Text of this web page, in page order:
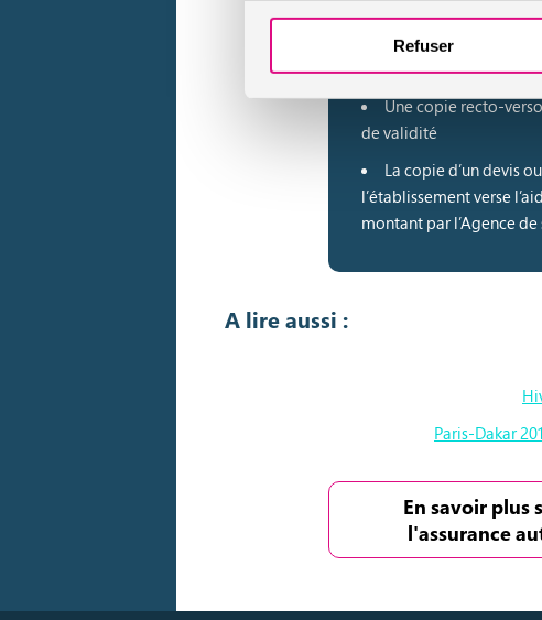
Refuser
La demande d’aide
Une copie recto-
de validité
La copie d’un devis
l’établissement verse
montant par l’Agence
A lire aussi :
Paris-Dakar
En savoir plus
l'assurance